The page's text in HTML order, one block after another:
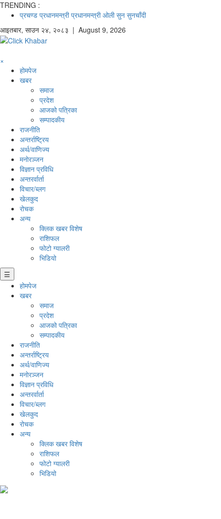
TRENDING :
प्रचण्ड प्रधानमन्त्री प्रधानमन्त्री ओली सुन सुनचाँदी
आइतबार, साउन २४, २०८३ | August 9, 2026
×
होमपेज
खबर
समाज
प्रदेश
आजको पत्रिका
सम्पादकीय
राजनीति
अन्तर्राष्ट्रिय
अर्थ/वाणिज्य
मनाेरञ्जन
विज्ञान प्रविधि
अन्तरर्वार्ता
विचार/ब्लग
खेलकुद
रोचक
अन्य
क्लिक खबर विशेष
राशिफल
फोटो ग्यालरी
भिडियो
☰
होमपेज
खबर
समाज
प्रदेश
आजको पत्रिका
सम्पादकीय
राजनीति
अन्तर्राष्ट्रिय
अर्थ/वाणिज्य
मनाेरञ्जन
विज्ञान प्रविधि
अन्तरर्वार्ता
विचार/ब्लग
खेलकुद
रोचक
अन्य
क्लिक खबर विशेष
राशिफल
फोटो ग्यालरी
भिडियो